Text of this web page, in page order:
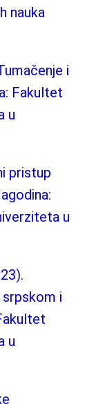
nauka
i
Fakultet
u
pristup
u
i
u